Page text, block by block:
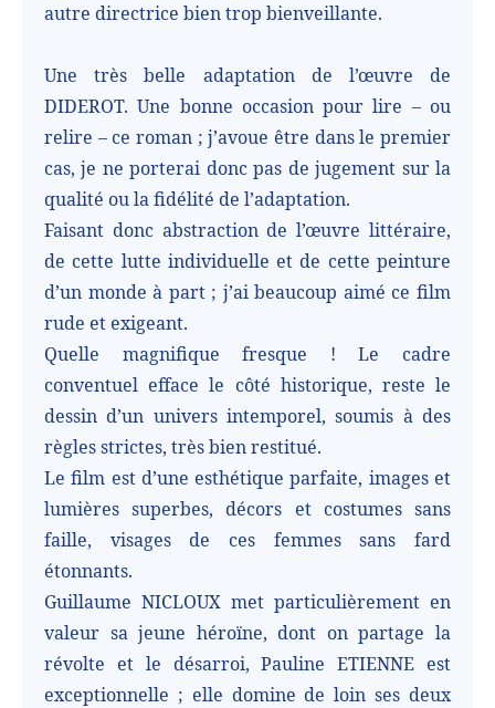
autre directrice bien trop bienveillante.
Une très belle adaptation de l’œuvre de
DIDEROT. Une bonne occasion pour lire – ou
relire – ce roman ; j’avoue être dans le premier
cas, je ne porterai donc pas de jugement sur la
qualité ou la fidélité de l’adaptation.
Faisant donc abstraction de l’œuvre littéraire,
de cette lutte individuelle et de cette peinture
d’un monde à part ; j’ai beaucoup aimé ce film
rude et exigeant.
Quelle magnifique fresque ! Le cadre
conventuel efface le côté historique, reste le
dessin d’un univers intemporel, soumis à des
règles strictes, très bien restitué.
Le film est d’une esthétique parfaite, images et
lumières superbes, décors et costumes sans
faille, visages de ces femmes sans fard
étonnants.
Guillaume NICLOUX met particulièrement en
valeur sa jeune héroïne, dont on partage la
révolte et le désarroi, Pauline ETIENNE est
exceptionnelle ; elle domine de loin ses deux